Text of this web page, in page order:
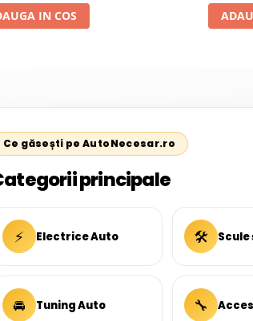
IN COS
Ce găsești pe AutoNecesar.ro
principale
⚡ Electrice Auto 🛠 Scule
🚘 Tuning Auto 🔧